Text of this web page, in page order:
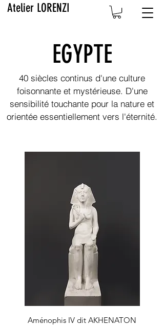
Atelier LORENZI
EGYPTE
40 siècles continus d'une culture
foisonnante et mystérieuse. D'une
sensibilité touchante pour la nature et
orientée essentiellement vers l'éternité.
Aménophis IV dit AKHENATON